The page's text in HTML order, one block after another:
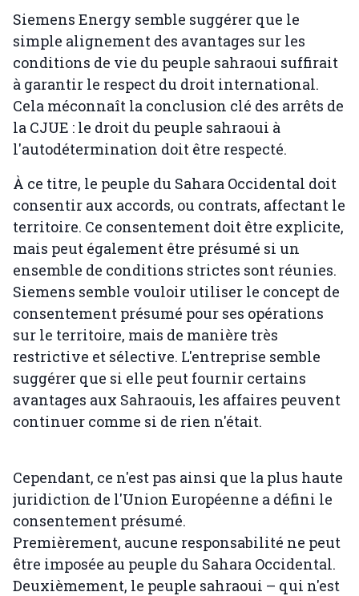
Siemens Energy semble suggérer que le
simple alignement des avantages sur les
conditions de vie du peuple sahraoui suffirait
à garantir le respect du droit international.
Cela méconnaît la conclusion clé des arrêts de
la CJUE : le droit du peuple sahraoui à
l'autodétermination doit être respecté.
À ce titre, le peuple du Sahara Occidental doit
consentir aux accords, ou contrats, affectant le
territoire. Ce consentement doit être explicite,
mais peut également être présumé si un
ensemble de conditions strictes sont réunies.
Siemens semble vouloir utiliser le concept de
consentement présumé pour ses opérations
sur le territoire, mais de manière très
restrictive et sélective. L'entreprise semble
suggérer que si elle peut fournir certains
avantages aux Sahraouis, les affaires peuvent
continuer comme si de rien n'était.
Cependant, ce n'est pas ainsi que la plus haute
juridiction de l'Union Européenne a défini le
consentement présumé.
Premièrement, aucune responsabilité ne peut
être imposée au peuple du Sahara Occidental.
Deuxièmement, le peuple sahraoui – qui n'est